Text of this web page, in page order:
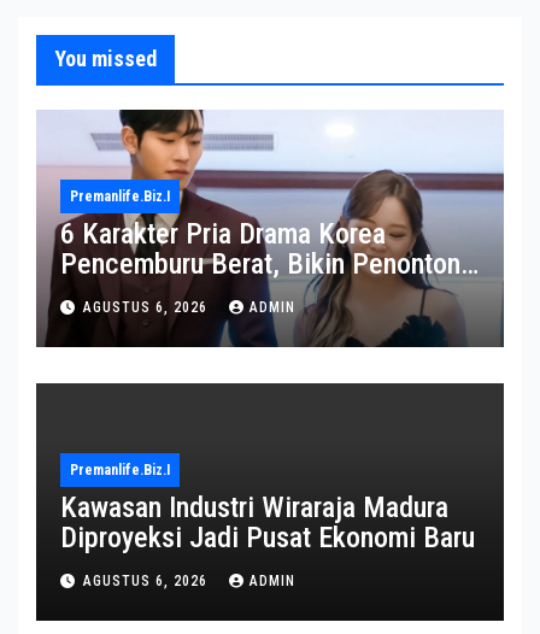
You missed
Premanlife.biz.i
6 Karakter Pria Drama Korea
Pencemburu Berat, Bikin Penonton
Gemas
AGUSTUS 6, 2026 ADMIN
Premanlife.biz.i
Kawasan Industri Wiraraja Madura
Diproyeksi Jadi Pusat Ekonomi Baru
AGUSTUS 6, 2026 ADMIN